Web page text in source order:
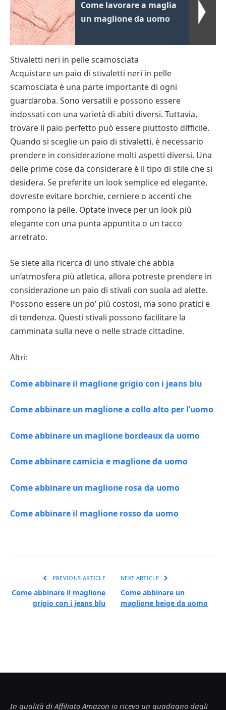
Come lavorare a maglia
un maglione da uomo
Stivaletti neri in pelle scamosciata
Acquistare un paio di stivaletti neri in pelle
scamosciata è una parte importante di ogni
guardaroba. Sono versatili e possono essere
indossati con una varietà di abiti diversi. Tuttavia,
trovare il paio perfetto può essere piuttosto difficile.
Quando si sceglie un paio di stivaletti, è necessario
prendere in considerazione molti aspetti diversi. Una
delle prime cose da considerare è il tipo di stile che si
desidera. Se preferite un look semplice ed elegante,
dovreste evitare borchie, cerniere o accenti che
rompono la pelle. Optate invece per un look più
elegante con una punta appuntita o un tacco
arretrato.
Se siete alla ricerca di uno stivale che abbia
un’atmosfera più atletica, allora potreste prendere in
considerazione un paio di stivali con suola ad alette.
Possono essere un po’ più costosi, ma sono pratici e
di tendenza. Questi stivali possono facilitare la
camminata sulla neve o nelle strade cittadine.
Altri:
Come abbinare il maglione grigio con i jeans blu
Come abbinare un maglione a collo alto per l’uomo
Come abbinare un maglione bordeaux da uomo
Come abbinare camicia e maglione da uomo
Come abbinare un maglione rosa da uomo
Come abbinare il maglione rosso da uomo
PREVIOUS ARTICLE
Come abbinare il maglione
grigio con i jeans blu
NEXT ARTICLE
Come abbinare un
maglione beige da uomo
In qualità di Affiliato Amazon io ricevo un guadagno dagli